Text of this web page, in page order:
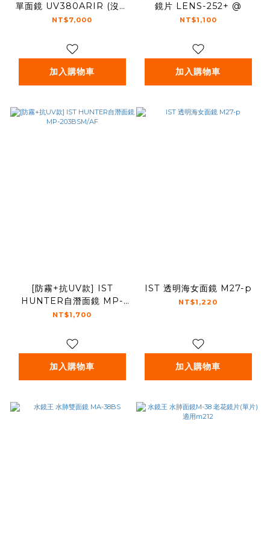
單面鏡 UV380ARIR (沒有
附面鏡盒）水肺面鏡
NT$7,000
加入購物車
鏡片 LENS-252+ @
NT$1,100
加入購物車
[防霧+抗UV款] IST
HUNTER自潛面鏡 MP-
203BSM/AF
NT$1,700
加入購物車
IST 透明海女面鏡 M27-p
NT$1,220
加入購物車